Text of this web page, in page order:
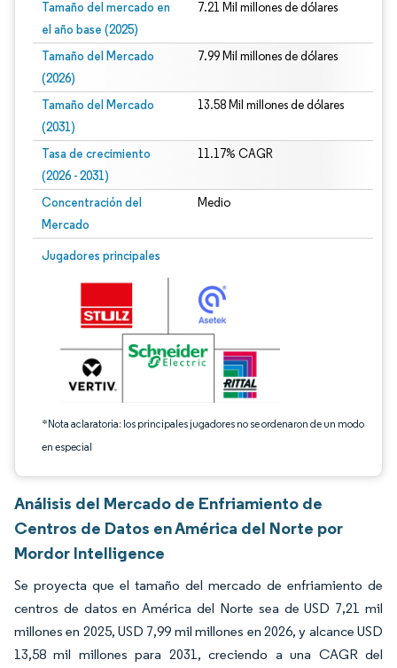
Tamaño del mercado en
el año base (2025)
7.21 Mil millones de dólares
Tamaño del Mercado
(2026)
7.99 Mil millones de dólares
Tamaño del Mercado
(2031)
13.58 Mil millones de dólares
Tasa de crecimiento
(2026 - 2031)
11.17% CAGR
Concentración del
Mercado
Medio
Jugadores principales
*Nota aclaratoria: los principales jugadores no se ordenaron de un modo
en especial
Imagen © Mordor Intelligence. El uso requiere atribución según CC BY 4.0.
Análisis del Mercado de Enfriamiento de
Centros de Datos en América del Norte por
Mordor Intelligence
Se proyecta que el tamaño del mercado de enfriamiento de
centros de datos en América del Norte sea de USD 7,21 mil
millones en 2025, USD 7,99 mil millones en 2026, y alcance USD
13,58 mil millones para 2031, creciendo a una CAGR del